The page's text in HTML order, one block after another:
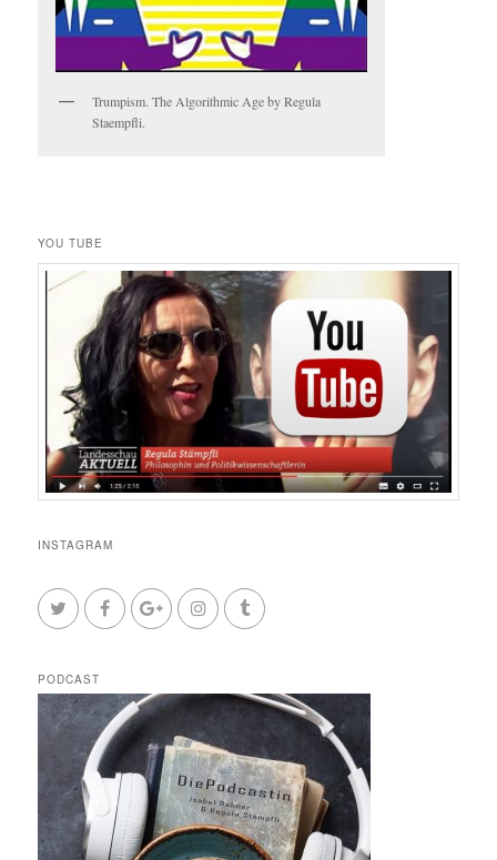
Trumpism. The Algorithmic Age by Regula
Staempfli.
YOU TUBE
INSTAGRAM
PODCAST